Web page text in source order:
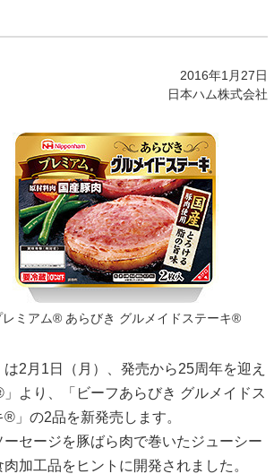
2016年1月27日
日本ハム株式会社
レミアム® あらびき グルメイドステーキ®
2月1日（月）、発売から25周年を迎え
より、「ビーフあらびき グルメイドス
」の2品を新発売します。
セージを豚ばら肉で巻いたジューシー
加工品をヒントに開発されました。